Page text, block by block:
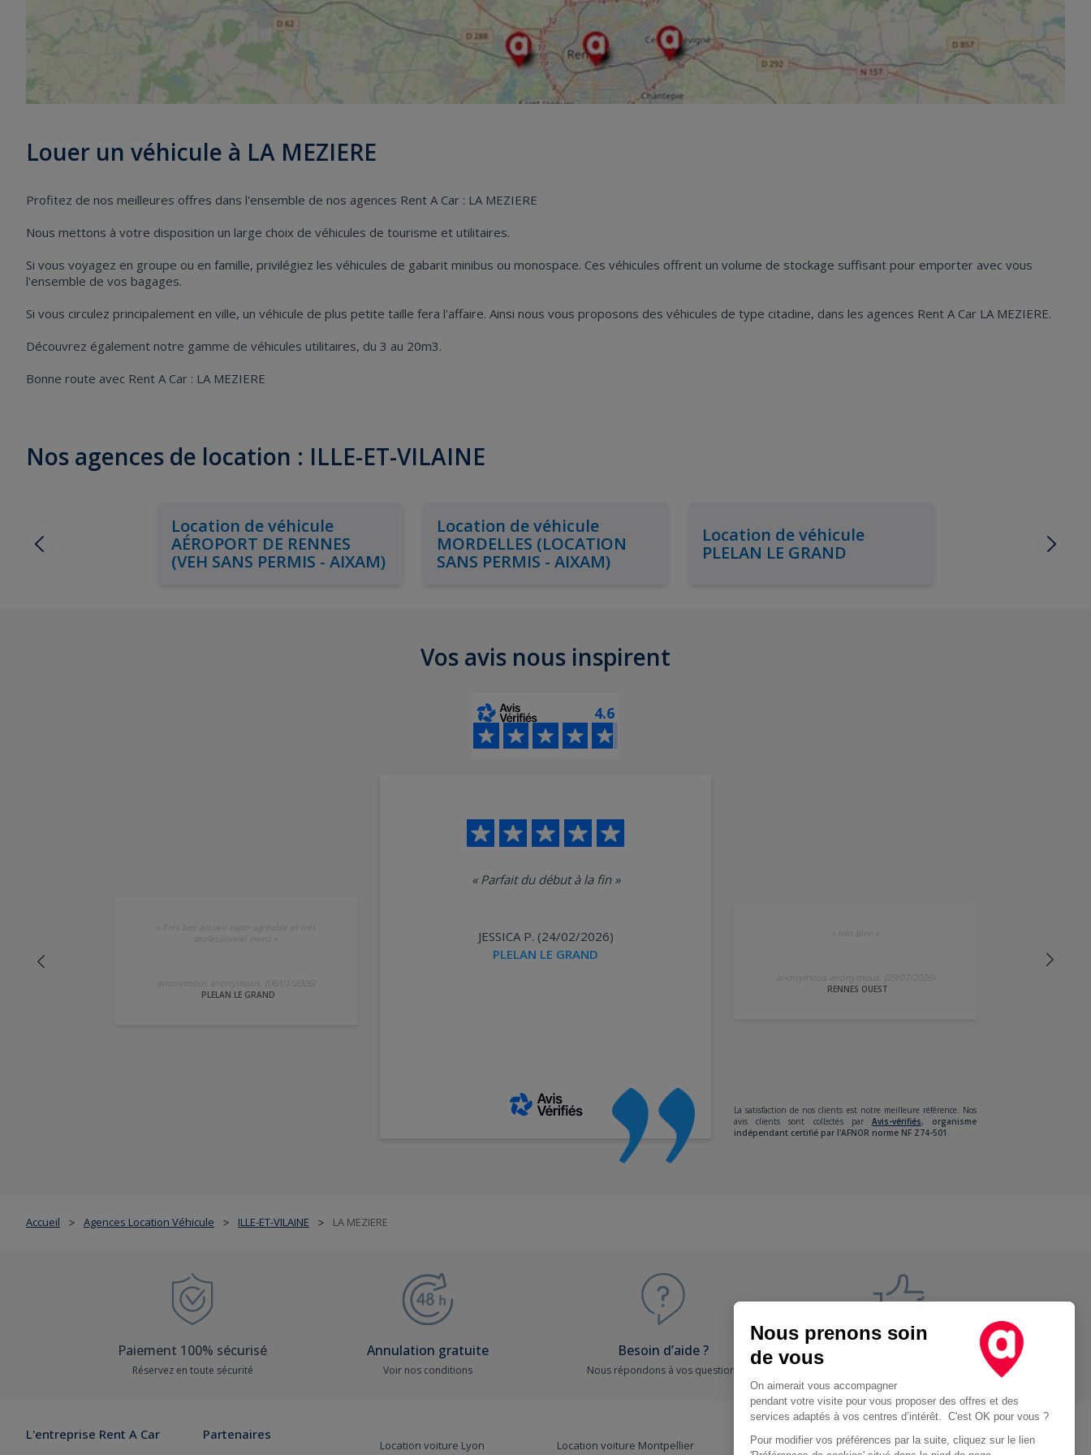
Accueil > Agences Location Véhicule > ILLE-ET-VILAINE > LA MEZIERE
Louer un véhicule à LA MEZIERE
Profitez de nos meilleures offres dans l'ensemble de nos agences Rent A Car : LA MEZIERE
Nous mettons à votre disposition un large choix de véhicules de tourisme et utilitaires.
Si vous voyagez en groupe ou en famille, privilégiez les véhicules de gabarit minibus ou monospace. Ces véhicules offrent un volume de stockage suffisant pour emporter avec vous
l'ensemble de vos bagages.
Si vous circulez principalement en ville, un véhicule de plus petite taille fera l'affaire. Ainsi nous vous proposons des véhicules de type citadine, dans les agences Rent A Car LA MEZIERE.
Découvrez également notre gamme de véhicules utilitaires, du 3 au 20m3.
Bonne route avec Rent A Car : LA MEZIERE
Nos agences de location : ILLE-ET-VILAINE
Location de véhicule
AÉROPORT DE RENNES
(VEH SANS PERMIS - AIXAM)
Location de véhicule
MORDELLES (LOCATION
SANS PERMIS - AIXAM)
Location de véhicule
PLELAN LE GRAND
Vos avis nous inspirent
4.6
Très bon accueil super agréable et très
professionnel merci
anonymous anonymous. (06/01/2026)
PLELAN LE GRAND
« Parfait du début à la fin»
JESSICA P. (24/02/2026)
PLELAN LE GRAND
très bien
anonymous anonymous. (29/07/2026)
RENNES OUEST
La satisfaction de nos clients est notre meilleure référence. Nos
avis clients sont collectés par Avis-vérifiés, organisme
indépendant certifié par l'AFNOR norme NF Z74-501.
Paiement 100% sécurisé
Réservez en toute sécurité
Annulation gratuite
Voir nos conditions
Besoin d’aide ?
Nous répondons à vos questions
L'entreprise Rent A Car Partenaires
Location voiture Lyon Location voiture Montpellier Location d'utilitaire à Paris
Nous prenons soin
de vous
On aimerait vous accompagner
pendant votre visite pour vous proposer des offres et des
services adaptés à vos centres d’intérêt. C'est OK pour vous ?
Pour modifier vos préférences par la suite, cliquez sur le lien